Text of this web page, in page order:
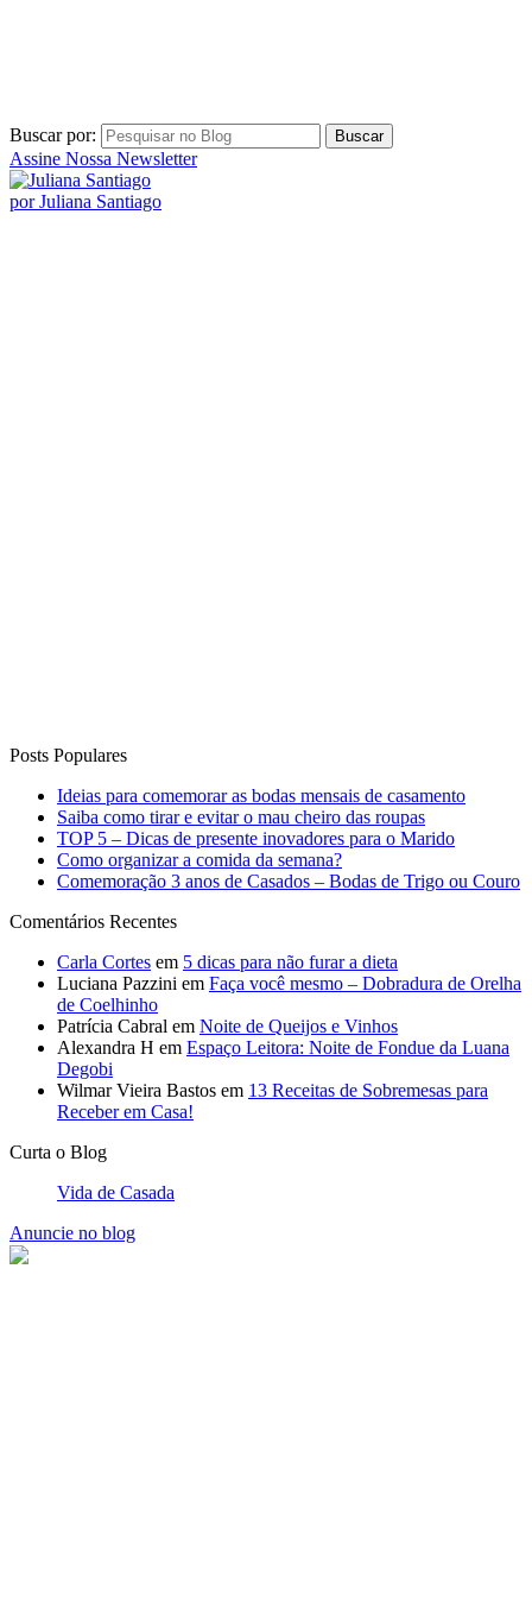
Buscar por:
Assine Nossa Newsletter
por Juliana Santiago
Posts Populares
Ideias para comemorar as bodas mensais de casamento
Saiba como tirar e evitar o mau cheiro das roupas
TOP 5 – Dicas de presente inovadores para o Marido
Como organizar a comida da semana?
Comemoração 3 anos de Casados – Bodas de Trigo ou Couro
Comentários Recentes
Carla Cortes em 5 dicas para não furar a dieta
Luciana Pazzini em Faça você mesmo – Dobradura de Orelha
de Coelhinho
Patrícia Cabral em Noite de Queijos e Vinhos
Alexandra H em Espaço Leitora: Noite de Fondue da Luana
Degobi
Wilmar Vieira Bastos em 13 Receitas de Sobremesas para
Receber em Casa!
Curta o Blog
Vida de Casada
Anuncie no blog